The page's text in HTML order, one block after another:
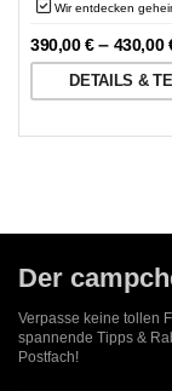
Wir entdecken
390,00€– 430,00
DETAILS &
Der
Verpasse keine tollen
spannende Tipps &
Postfach!